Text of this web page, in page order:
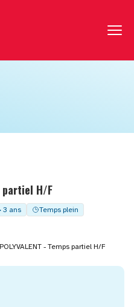
partiel H/F
3 ans
Temps plein
- Temps partiel H/F